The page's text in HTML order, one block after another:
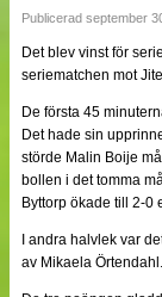
Nyheter
Bloggar
Lagen
Webb-TV
Cuper
Till
Om oss
Publicerad september
Det blev vinst för
seriematchen mot
De första 45
Det hade sin
störde Malin Boije
bollen i det tomma
Byttorp ökade till 2-0
I andra halvlek var
av Mikaela